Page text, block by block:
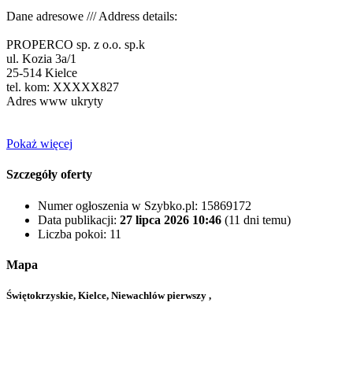
Dane adresowe /// Address details:
PROPERCO sp. z o.o. sp.k
ul. Kozia 3a/1
25-514 Kielce
tel. kom: XXXXX827
Adres www ukryty
Pokaż więcej
Szczegóły oferty
Numer ogłoszenia w Szybko.pl: 15869172
Data publikacji: 27 lipca 2026 10:46 (11 dni temu)
Liczba pokoi: 11
Mapa
Świętokrzyskie, Kielce, Niewachlów pierwszy ,